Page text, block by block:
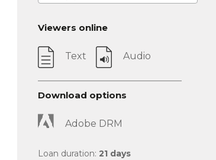
Viewers online
Text Audio
Download options
Adobe DRM
Loan duration: 21 days